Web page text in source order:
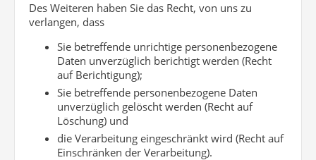
Des Weiteren haben Sie das Recht, von uns zu
verlangen, dass
Sie betreffende unrichtige personenbezogene
Daten unverzüglich berichtigt werden (Recht
auf Berichtigung);
Sie betreffende personenbezogene Daten
unverzüglich gelöscht werden (Recht auf
Löschung) und
die Verarbeitung eingeschränkt wird (Recht auf
Einschränken der Verarbeitung).